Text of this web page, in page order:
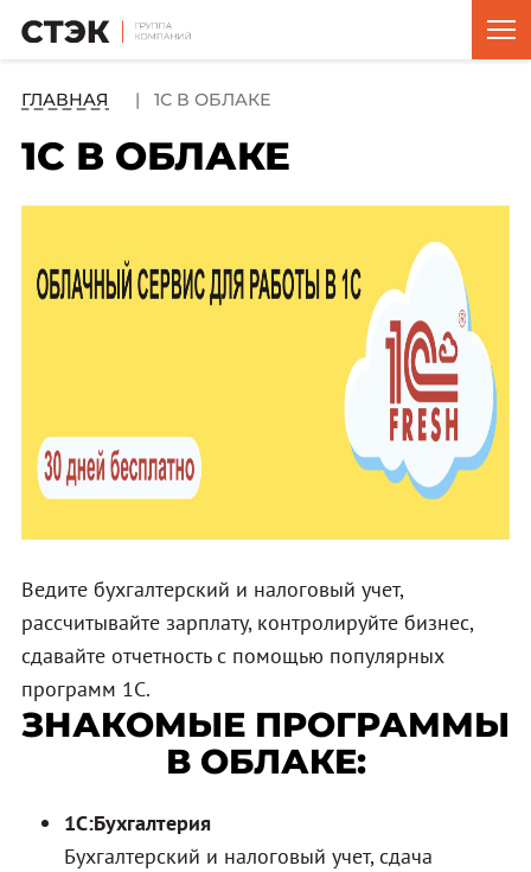
ГЛАВНАЯ 1С В ОБЛАКЕ
1С В ОБЛАКЕ
Ведите бухгалтерский и налоговый учет,
рассчитывайте зарплату, контролируйте бизнес,
сдавайте отчетность с помощью популярных
программ 1С.
ЗНАКОМЫЕ ПРОГРАММЫ
В ОБЛАКЕ:
1С:Бухгалтерия
Бухгалтерский и налоговый учет, сдача